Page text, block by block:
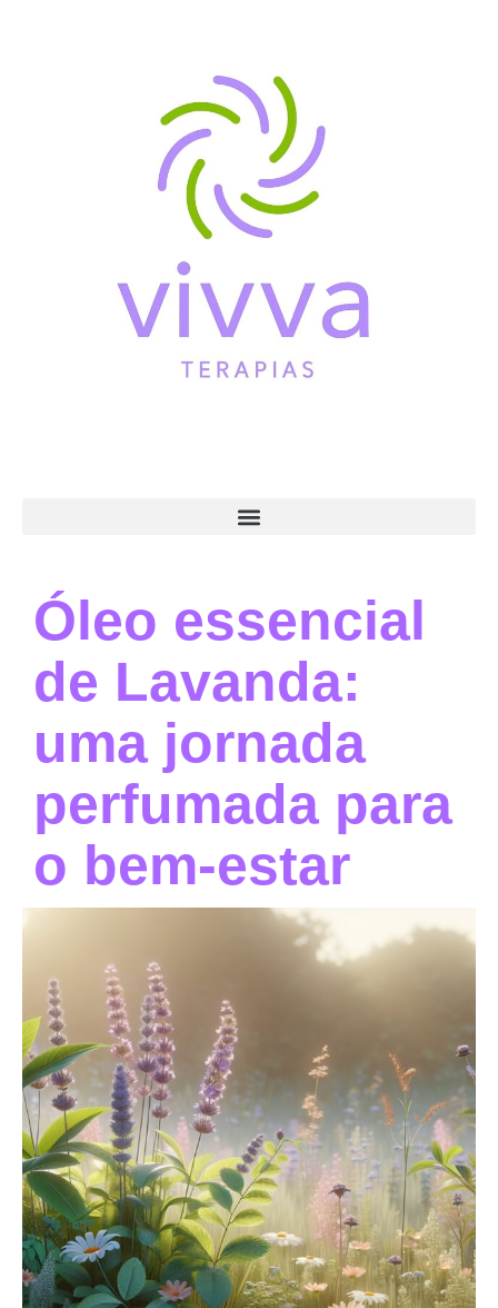
Óleo essencial
de Lavanda:
uma jornada
perfumada para
o bem-estar